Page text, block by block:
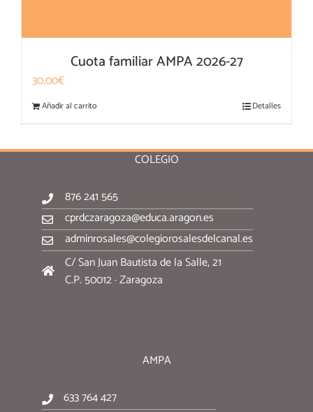
Cuota familiar AMPA 2026-27
30,00€
Añadir al carrito Detalles
COLEGIO
876 241 565
cprdczaragoza@educa.aragon.es
adminrosales@colegiorosalesdelcanal.es
C/ San Juan Bautista de la Salle, 21
C.P. 50012 · Zaragoza
AMPA
633 764 427